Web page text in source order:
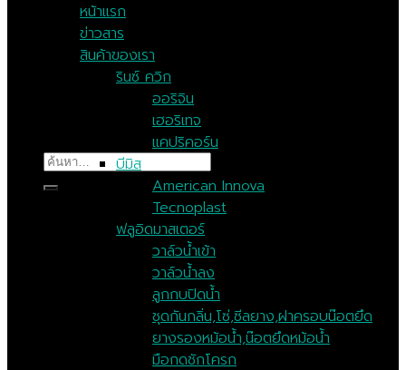
ค้นหา:
หน้าแรก
ข่าวสาร
สินค้าของเรา
รินซ์ ควิก
ออริจิน
เฮอริเทจ
แคปริคอร์น
บีมิส
American Innova
Tecnoplast
ฟลูอิดมาสเตอร์
วาล์วน้ำเข้า
วาล์วน้ำลง
ลูกกบปิดน้ำ
ชุดกันกลิ่น,โซ่,ซีลยาง,ฝาครอบน๊อตยึด
ยางรองหม้อน้ำ,น๊อตยึดหม้อน้ำ
มือกดชักโครก